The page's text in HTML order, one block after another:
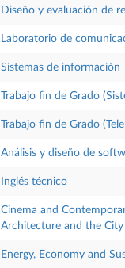
Diseño y evaluación de
Laboratorio de
Sistemas de información
Trabajo fin de Grado
Trabajo fin de Grado
Análisis y diseño de
Inglés técnico
Cinema and
Architecture and the City
Energy, Economy and